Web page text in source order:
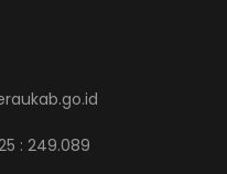
: 249.089